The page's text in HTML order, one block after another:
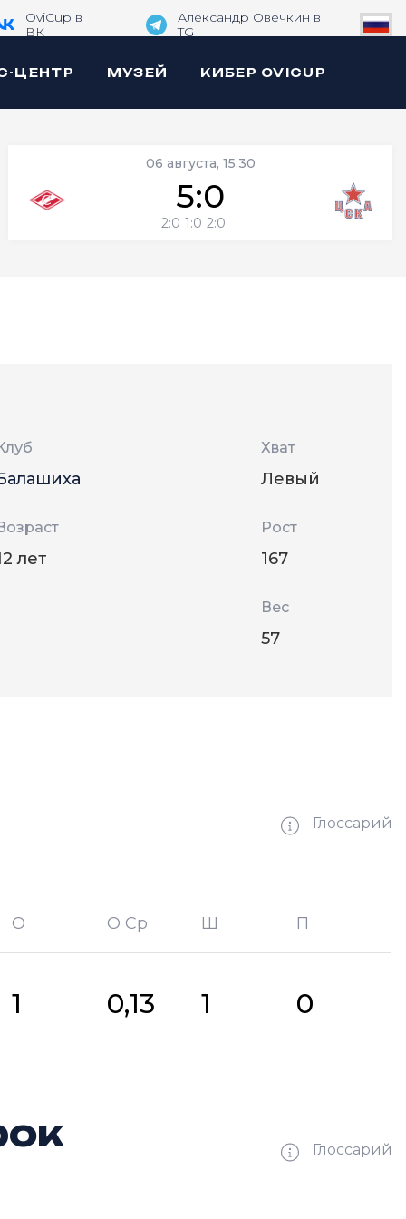
OviCup в
ВК
Александр Овечкин в
TG
ЦЕНТР МУЗЕЙ КИБЕР OVICUP
06 августа, 15:30
5:0
2:0 1:0 2:0
лет
Хват
Левый
Рост
167
Вес
57
Глоссарий
О О Ср Ш П
1 0,13 1 0
Глоссарий